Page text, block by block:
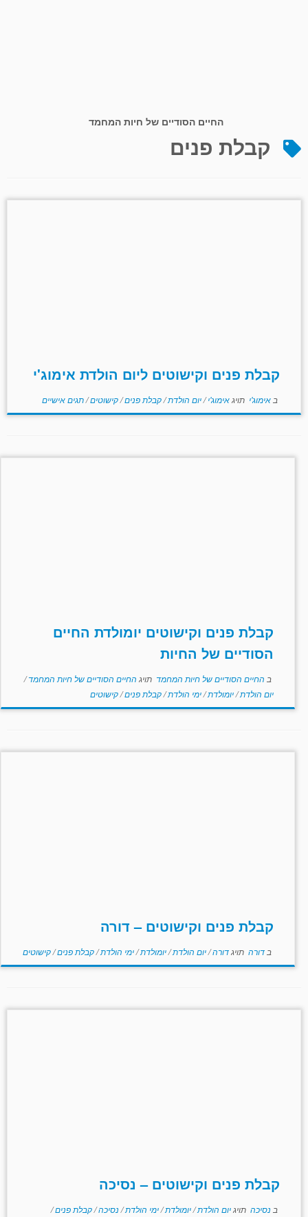
החיים הסודיים של חיות המחמד
קבלת פנים
קבלת פנים וקישוטים ליום הולדת אימוג'י
ב אימוג'י תויגאימוג'י/יום הולדת/קבלת פנים/קישוטים/תגים אישיים
קבלת פנים וקישוטים יומולדת החיים
הסודיים של החיות
ב החיים הסודיים של חיות המחמד תויג החיים הסודיים של חיות המחמד/
יום הולדת/יומולדת/ימי הולדת/קבלת פנים/קישוטים
קבלת פנים וקישוטים – דורה
ב דורה תויגדורה/יום הולדת/יומולדת/ימי הולדת/קבלת פנים/קישוטים
קבלת פנים וקישוטים – נסיכה
ב נסיכה תויגיום הולדת/יומולדת/ימי הולדת/ נסיכה/קבלת פנים/